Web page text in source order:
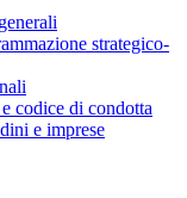
strategico-
codice di condotta
e imprese